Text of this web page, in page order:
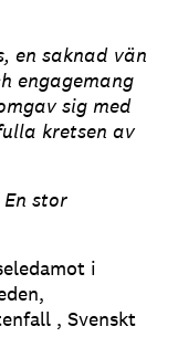
en saknad vän
engagemang
sig med
kretsen av
stor
i
, Svenskt